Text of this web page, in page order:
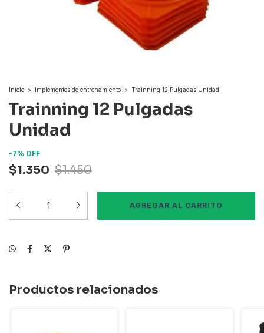
Inicio > Implementos de entrenamiento > Trainning 12 Pulgadas Unidad
Trainning 12 Pulgadas
Unidad
-7% OFF
$1.350 $1.450
Productos relacionados